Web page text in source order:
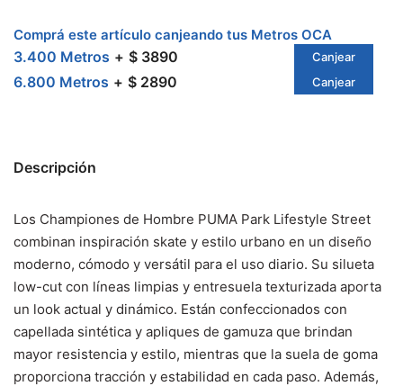
Comprá este artículo canjeando tus Metros OCA
3.400 Metros $ 3890 Canjear
6.800 Metros $ 2890 Canjear
Descripción
Los Championes de Hombre PUMA Park Lifestyle Street
combinan inspiración skate y estilo urbano en un diseño
moderno, cómodo y versátil para el uso diario. Su silueta
low-cut con líneas limpias y entresuela texturizada aporta
un look actual y dinámico. Están confeccionados con
capellada sintética y apliques de gamuza que brindan
mayor resistencia y estilo, mientras que la suela de goma
proporciona tracción y estabilidad en cada paso. Además,